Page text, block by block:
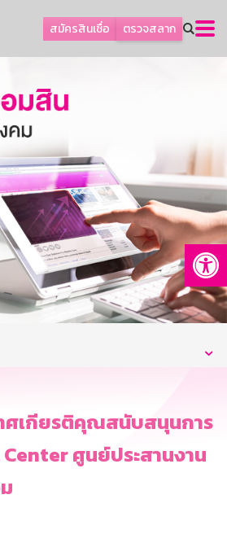
สมัครสินเชื่อ ตรวจสลาก
ย่อย
ศเกียรติคุณสนับสนุนการ
Center ศูนย์ประสานงาน